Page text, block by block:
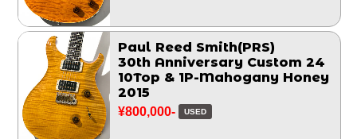
Paul Reed Smith(PRS)
30th Anniversary Custom 24
10Top & 1P-Mahogany Honey
2015
¥800,000- USED